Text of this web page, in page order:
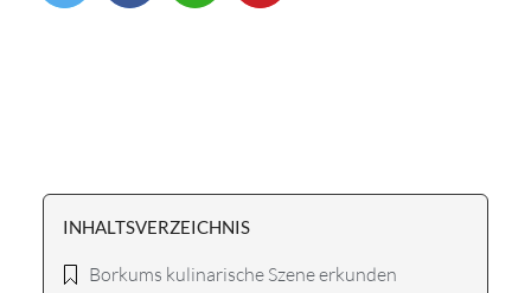
INHALTSVERZEICHNIS
Borkums kulinarische Szene erkunden